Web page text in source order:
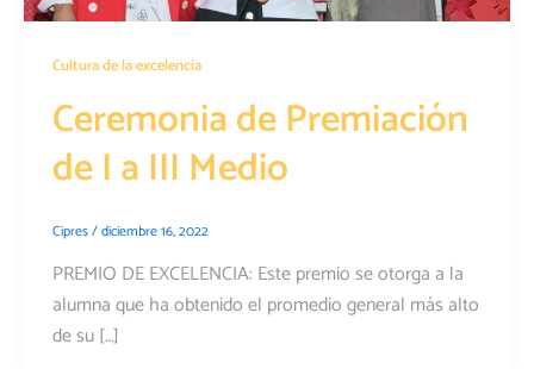
Cultura de la excelencia
Ceremonia de Premiación
de I a III Medio
Cipres/diciembre 16, 2022
PREMIO DE EXCELENCIA: Este premio se otorga a la
alumna que ha obtenido el promedio general más alto
de su […]